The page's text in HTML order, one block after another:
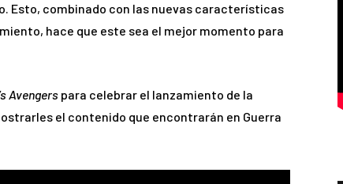
Esto, combinado con las nuevas características
hace que este sea el mejor momento para
Avengers para celebrar el lanzamiento de la
el contenido que encontrarán en Guerra